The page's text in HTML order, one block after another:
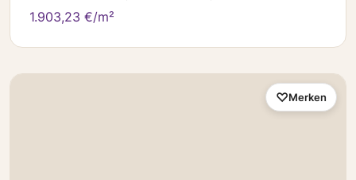
1.903,23 €/m²
Merken